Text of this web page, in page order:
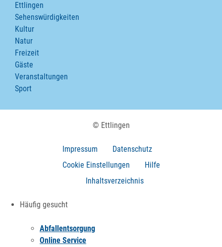
Ettlingen
Sehenswürdigkeiten
Kultur
Natur
Freizeit
Gäste
Veranstaltungen
Sport
© Ettlingen
Impressum
Datenschutz
Cookie Einstellungen
Hilfe
Inhaltsverzeichnis
Häufig gesucht
Abfallentsorgung
Online Service